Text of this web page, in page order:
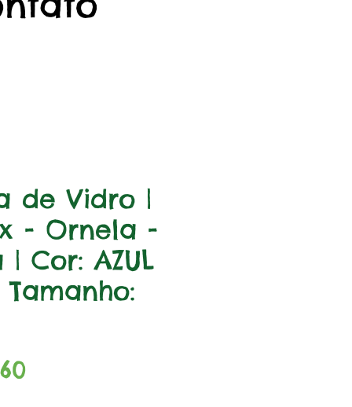
de Vidro |
- Ornela -
| Cor: AZUL
Tamanho:
Sale